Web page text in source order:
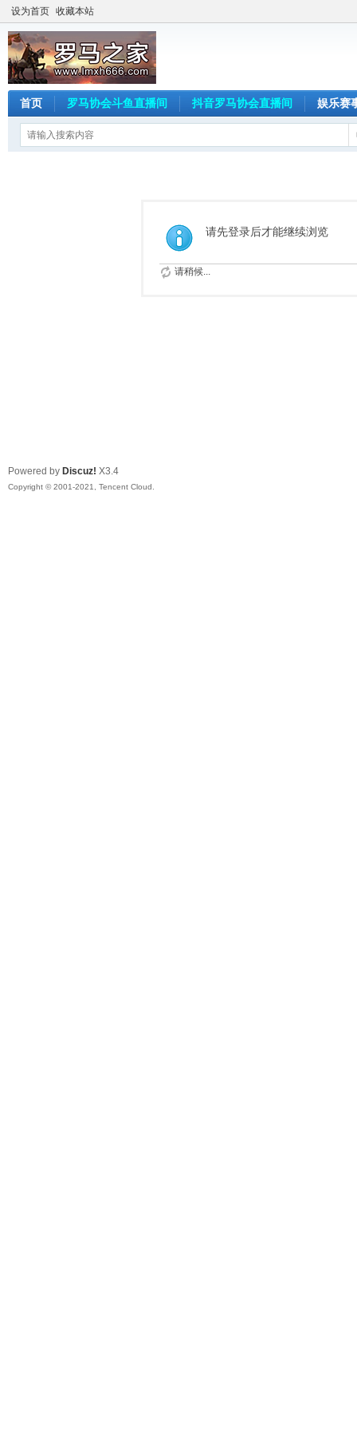
设为首页 收藏本站
首页 罗马协会斗鱼直播间 抖音罗马协会直播间 娱乐赛
请先登录后才能继续浏览
请稍候...
Powered by Discuz! X3.4
Copyright © 2001-2021, Tencent Cloud.